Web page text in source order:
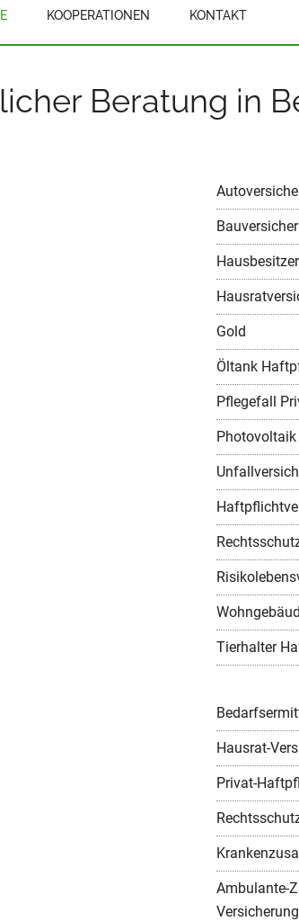
KOOPERATIONEN KONTAKT
Beratung in
Gold
Öltank
Pflegefall
Photovoltaik
Tierhalter
Hausrat-
Privat-
Ambulante-